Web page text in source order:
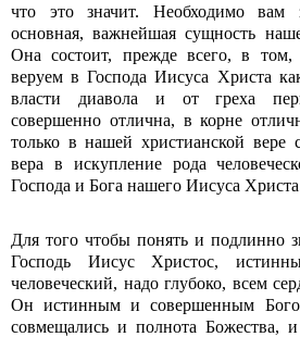
что это значит. Необходимо вам
основная, важнейшая сущность
Она состоит, прежде всего, в
веруем в Господа Иисуса Христа
власти диавола и от греха
совершенно отлична, в корне
только в нашей христианской вере
вера в искупление рода
Господа и Бога нашего Иисуса
Для того чтобы понять и подлинно
Господь Иисус Христос,
человеческий, надо глубоко, всем
Он истинным и совершенным
совмещались и полнота Божества, и